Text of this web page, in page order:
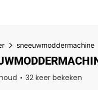
sneeuwmoddermachine
32 keer bekeken